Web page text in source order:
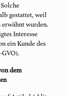
gestattet, weil
erwähnt wurden.
Interesse
ein Kunde des
GVO).
dem